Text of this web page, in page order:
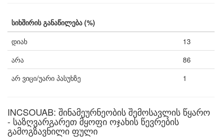
სიხშირის განაწილება (%)
დიახ
13
არა
86
არ ვიცი/უარი პასუხზე
1
INCSOUAB: შინამეურნეობის შემოსავლის წყარო
- საზღვარგარეთ მყოფი ოჯახის წევრების
გამოგზავნილი ფული